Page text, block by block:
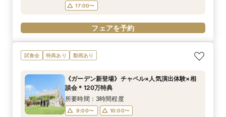
17:00〜
フェアを予約
試食会 特典あり 動画あり
《ガーデン新登場》チャペル×人気演出体験×相
談会＊120万特典
所要時間：3時間程度
9:00〜
10:00〜